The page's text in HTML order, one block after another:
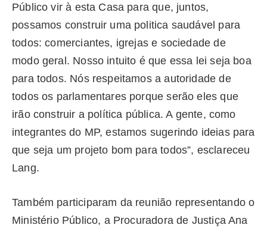
Público vir à esta Casa para que, juntos,
possamos construir uma politica saudável para
todos: comerciantes, igrejas e sociedade de
modo geral. Nosso intuito é que essa lei seja boa
para todos. Nós respeitamos a autoridade de
todos os parlamentares porque serão eles que
irão construir a política pública. A gente, como
integrantes do MP, estamos sugerindo ideias para
que seja um projeto bom para todos”, esclareceu
Lang.
Também participaram da reunião representando o
Ministério Público, a Procuradora de Justiça Ana